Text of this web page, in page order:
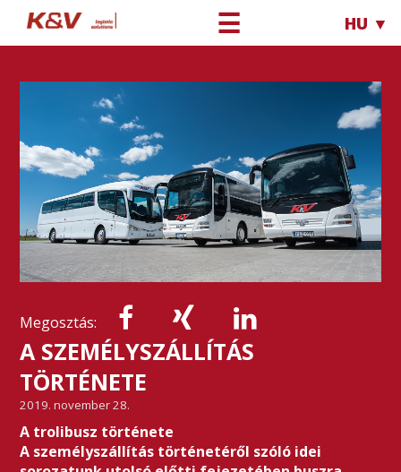
☰ HU ▼
Megosztás:
A SZEMÉLYSZÁLLÍTÁS
TÖRTÉNETE
2019. november 28.
A trolibusz története
A személyszállítás történetéről szóló idei